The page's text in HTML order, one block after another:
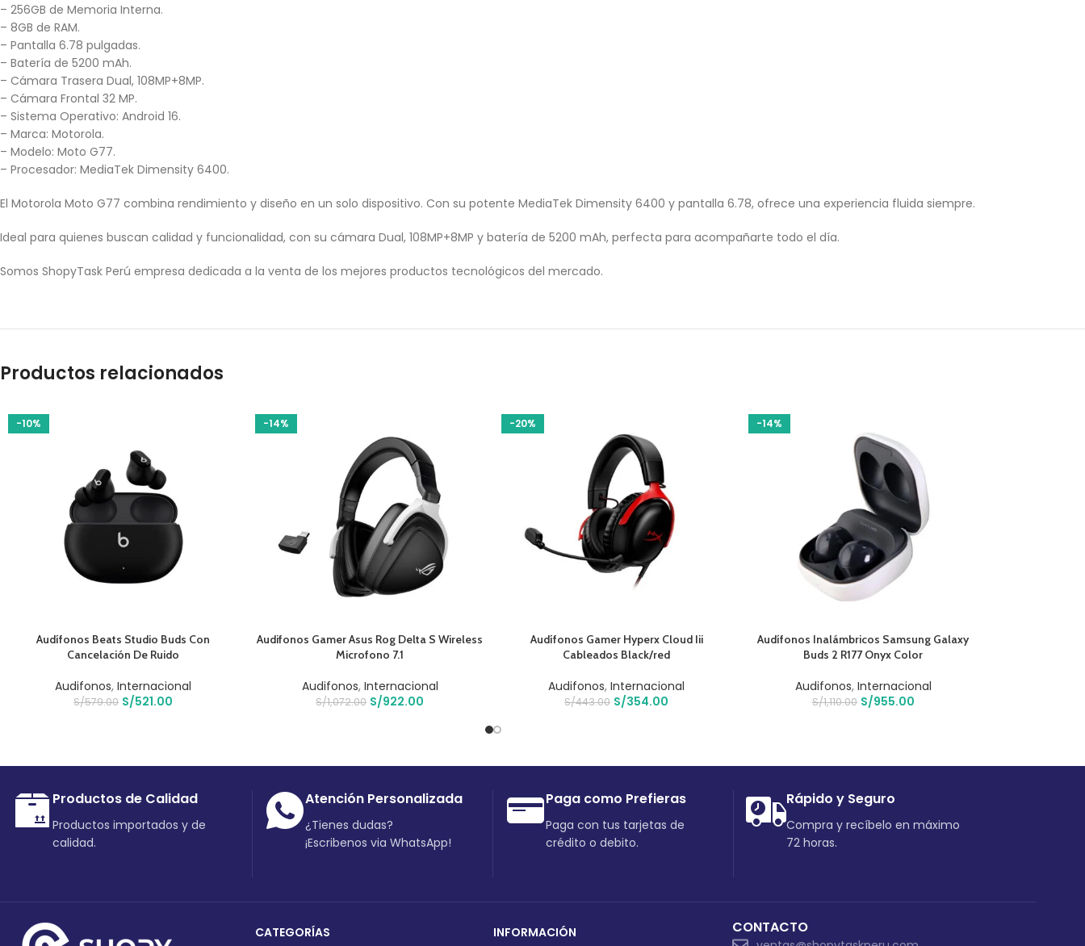
– 256GB de Memoria Interna.
– 8GB de RAM.
– Pantalla 6.78 pulgadas.
– Batería de 5200 mAh.
– Cámara Trasera Dual, 108MP+8MP.
– Cámara Frontal 32 MP.
– Sistema Operativo: Android 16.
– Marca: Motorola.
– Modelo: Moto G77.
– Procesador: MediaTek Dimensity 6400.
El Motorola Moto G77 combina rendimiento y diseño en un solo dispositivo. Con su potente MediaTek Dimensity 6400 y pantalla 6.78, ofrece una experiencia fluida siempre.
Ideal para quienes buscan calidad y funcionalidad, con su cámara Dual, 108MP+8MP y batería de 5200 mAh, perfecta para acompañarte todo el día.
Somos ShopyTask Perú empresa dedicada a la venta de los mejores productos tecnológicos del mercado.
Productos relacionados
-10%
AÑADIR AL CARRITO
Audífonos Beats Studio Buds Con
Cancelación De Ruido
Audifonos,Internacional
S/579.00 S/521.00
-14%
AÑADIR AL CARRITO
Audifonos Gamer Asus Rog Delta S Wireless
Microfono 7.1
Audifonos, Internacional
S/1,072.00 S/922.00
-20%
AÑADIR AL CARRITO
Audífonos Gamer Hyperx Cloud Iii
Cableados Black/red
Audifonos,Internacional
S/443.00 S/354.00
-14%
AÑADIR AL CARRITO
Audífonos Inalámbricos Samsung Galaxy
Buds 2 R177 Onyx Color
Audifonos, Internacional
S/1,110.00 S/955.00
Productos de Calidad
Productos importados y de
calidad.
Atención Personalizada
¿Tienes dudas?
¡Escribenos via WhatsApp!
Paga como Prefieras
Paga con tus tarjetas de
crédito o debito.
Rápido y Seguro
Compra y recíbelo en máximo
72 horas.
CATEGORÍAS INFORMACIÓN CONTACTO